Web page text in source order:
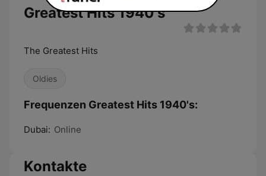
Greatest Hits 1940's
The Greatest Hits
Oldies
Frequenzen Greatest Hits 1940's:
Dubai: Online
Kontakte